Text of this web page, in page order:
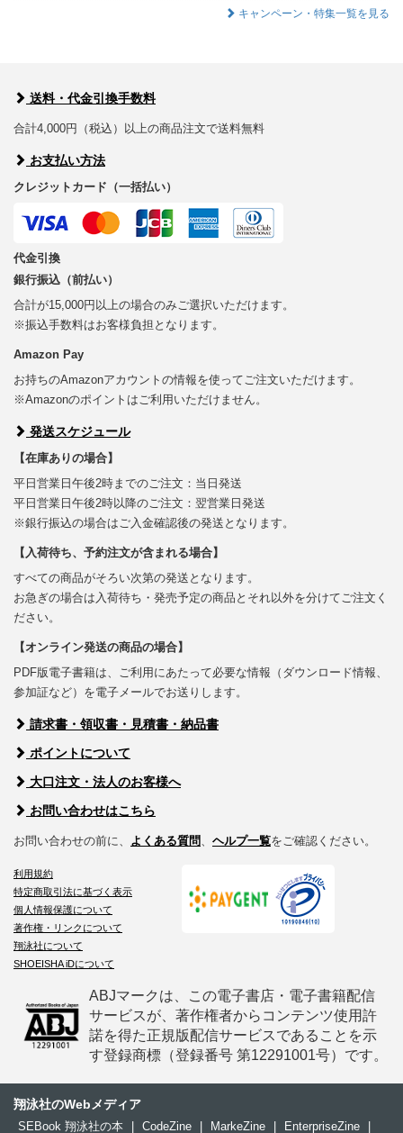
キャンペーン・特集一覧を見る
送料・代金引換手数料
合計4,000円（税込）以上の商品注文で送料無料
お支払い方法
クレジットカード（一括払い）
代金引換
銀行振込（前払い）
合計が15,000円以上の場合のみご選択いただけます。
※振込手数料はお客様負担となります。
Amazon Pay
お持ちのAmazonアカウントの情報を使ってご注文いただけます。
※Amazonのポイントはご利用いただけません。
発送スケジュール
【在庫ありの場合】
平日営業日午後2時までのご注文：当日発送
平日営業日午後2時以降のご注文：翌営業日発送
※銀行振込の場合はご入金確認後の発送となります。
【入荷待ち、予約注文が含まれる場合】
すべての商品がそろい次第の発送となります。
お急ぎの場合は入荷待ち・発売予定の商品とそれ以外を分けてご注文く
ださい。
【オンライン発送の商品の場合】
PDF版電子書籍は、ご利用にあたって必要な情報（ダウンロード情報、
参加証など）を電子メールでお送りします。
請求書・領収書・見積書・納品書
ポイントについて
大口注文・法人のお客様へ
お問い合わせはこちら
お問い合わせの前に、 よくある質問、 ヘルプ一覧をご確認ください。
利用規約
特定商取引法に基づく表示
個人情報保護について
著作権・リンクについて
翔泳社について
SHOEISHA iDについて
ABJマークは、この電子書店・電子書籍配信
サービスが、著作権者からコンテンツ使用許
諾を得た正規版配信サービスであることを示
す登録商標（登録番号 第12291001号）です。
翔泳社のWebメディア
SEBook 翔泳社の本 CodeZine MarkeZine EnterpriseZine